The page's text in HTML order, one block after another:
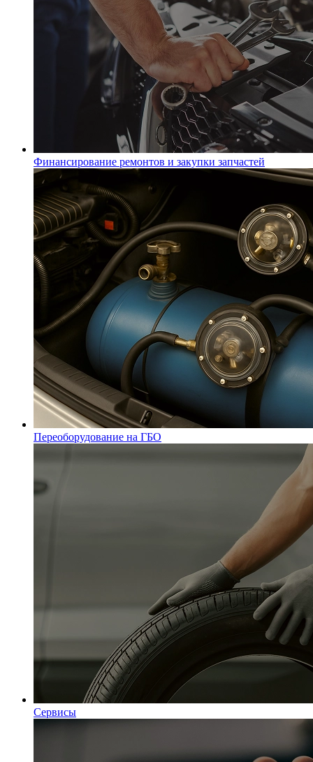
Финансирование ремонтов и закупки запчастей
Переоборудование на ГБО
Сервисы